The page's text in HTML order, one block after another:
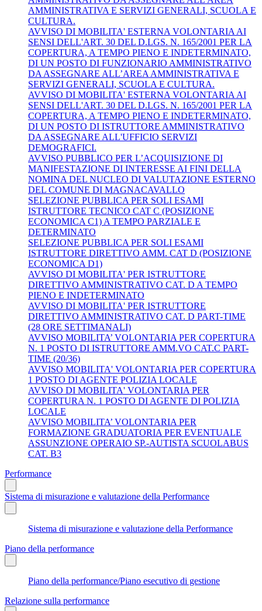
AMMINISTRATIVA E SERVIZI GENERALI, SCUOLA E
CULTURA.
AVVISO DI MOBILITA' ESTERNA VOLONTARIA AI
SENSI DELL'ART. 30 DEL D.LGS. N. 165/2001 PER LA
COPERTURA, A TEMPO PIENO E INDETERMINATO,
DI UN POSTO DI FUNZIONARIO AMMINISTRATIVO
DA ASSEGNARE ALL’AREA AMMINISTRATIVA E
SERVIZI GENERALI, SCUOLA E CULTURA.
AVVISO DI MOBILITA' ESTERNA VOLONTARIA AI
SENSI DELL'ART. 30 DEL D.LGS. N. 165/2001 PER LA
COPERTURA, A TEMPO PIENO E INDETERMINATO,
DI UN POSTO DI ISTRUTTORE AMMINISTRATIVO
DA ASSEGNARE ALL'UFFICIO SERVIZI
DEMOGRAFICI.
AVVISO PUBBLICO PER L’ACQUISIZIONE DI
MANIFESTAZIONE DI INTERESSE AI FINI DELLA
NOMINA DEL NUCLEO DI VALUTAZIONE ESTERNO
DEL COMUNE DI MAGNACAVALLO
SELEZIONE PUBBLICA PER SOLI ESAMI
ISTRUTTORE TECNICO CAT C (POSIZIONE
ECONOMICA C1) A TEMPO PARZIALE E
DETERMINATO
SELEZIONE PUBBLICA PER SOLI ESAMI
ISTRUTTORE DIRETTIVO AMM. CAT D (POSIZIONE
ECONOMICA D1)
AVVISO DI MOBILITA' PER ISTRUTTORE
DIRETTIVO AMMINISTRATIVO CAT. D A TEMPO
PIENO E INDETERMINATO
AVVISO DI MOBILITA' PER ISTRUTTORE
DIRETTIVO AMMINISTRATIVO CAT. D PART-TIME
(28 ORE SETTIMANALI)
AVVISO MOBILITA’ VOLONTARIA PER COPERTURA
N. 1 POSTO DI ISTRUTTORE AMM.VO CAT.C PART-
TIME (20/36)
AVVISO MOBILITA' VOLONTARIA PER COPERTURA
1 POSTO DI AGENTE POLIZIA LOCALE
AVVISO DI MOBILITA' VOLONTARIA PER
COPERTURA N. 1 POSTO DI AGENTE DI POLIZIA
LOCALE
AVVISO MOBILITA’ VOLONTARIA PER
FORMAZIONE GRADUATORIA PER EVENTUALE
ASSUNZIONE OPERAIO SP.-AUTISTA SCUOLABUS
CAT. B3
Performance
Sistema di misurazione e valutazione della Performance
Sistema di misurazione e valutazione della Performance
Piano della performance
Piano della performance/Piano esecutivo di gestione
Relazione sulla performance